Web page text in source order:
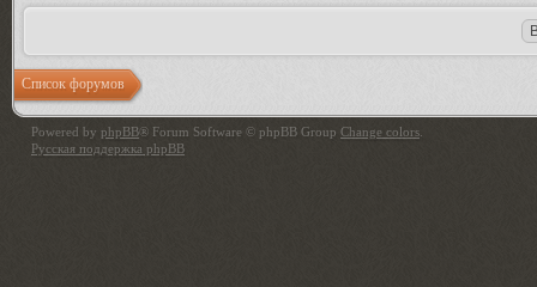
Список форумов
Powered by phpBB® Forum Software © phpBB Group Change colors
Русская поддержка phpBB